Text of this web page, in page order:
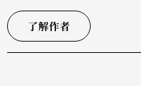
了解作者